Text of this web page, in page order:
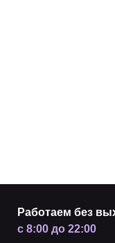
Работаем без
с 8:00 до 22:00